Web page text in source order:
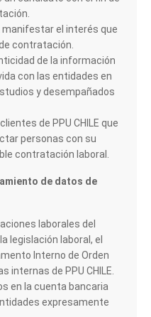
el interés que
contratación.
de la información
con las entidades en
y desempañados
de PPU CHILE que
personas con su
contratación laboral.
de datos de
laborales del
legislación laboral, el
Interno de Orden
internas de PPU CHILE.
en la cuenta bancaria
expresamente